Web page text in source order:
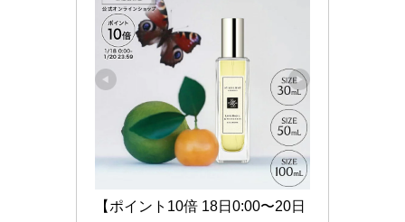
【ポイント10倍 18日0:00〜20日